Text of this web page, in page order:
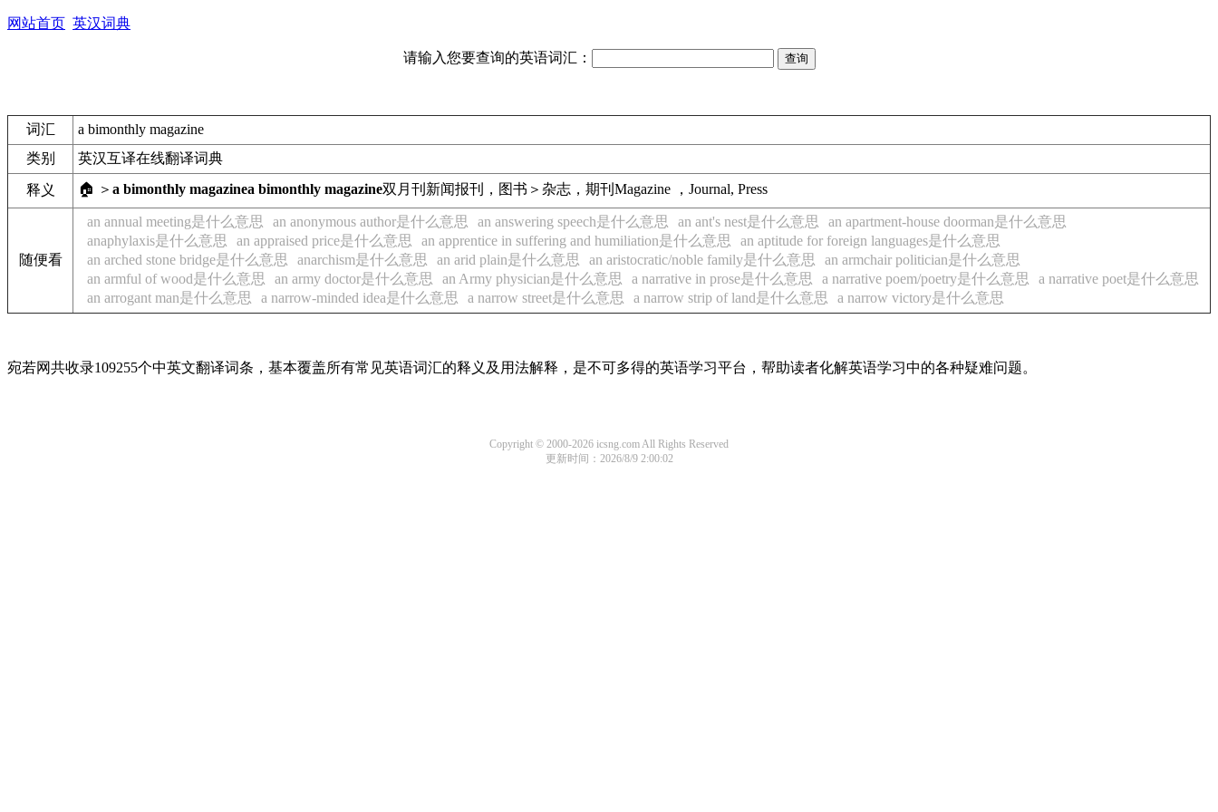
网站首页 英汉词典
请输入您要查询的英语词汇：
词汇
a bimonthly magazine
类别
英汉互译在线翻译词典
释义 🏠 ＞ a bimonthly magazinea bimonthly magazine双月刊 新闻报刊，图书＞杂志，期刊 Magazine ，Journal, Press
随便看
an annual meeting是什么意思 an anonymous author是什么意思 an answering speech是什么意思 an ant's nest是什么意思
an apartment-house doorman是什么意思
anaphylaxis是什么意思
an appraised price是什么意思 an apprentice in suffering and humiliation是什么意思
an aptitude for foreign languages是什么意思
an arched stone bridge是什么意思
anarchism是什么意思 an arid plain是什么意思 an aristocratic/noble family是什么意思
an armchair politician是什么意思
an armful of wood是什么意思
an army doctor是什么意思 an Army physician是什么意思 a narrative in prose是什么意思 a narrative poem/poetry是什么意思
a narrative poet是什么意思
an arrogant man是什么意思
a narrow-minded idea是什么意思 a narrow street是什么意思 a narrow strip of land是什么意思 a narrow victory是什么意思
宛若网共收录109255个中英文翻译词条，基本覆盖所有常见英语词汇的释义及用法解释，是不可多得的英语学习平台，帮助读者化解英语学习中的各种疑难问题。
Copyright © 2000-2026 icsng.com All Rights Reserved
更新时间：2026/8/9 2:00:02